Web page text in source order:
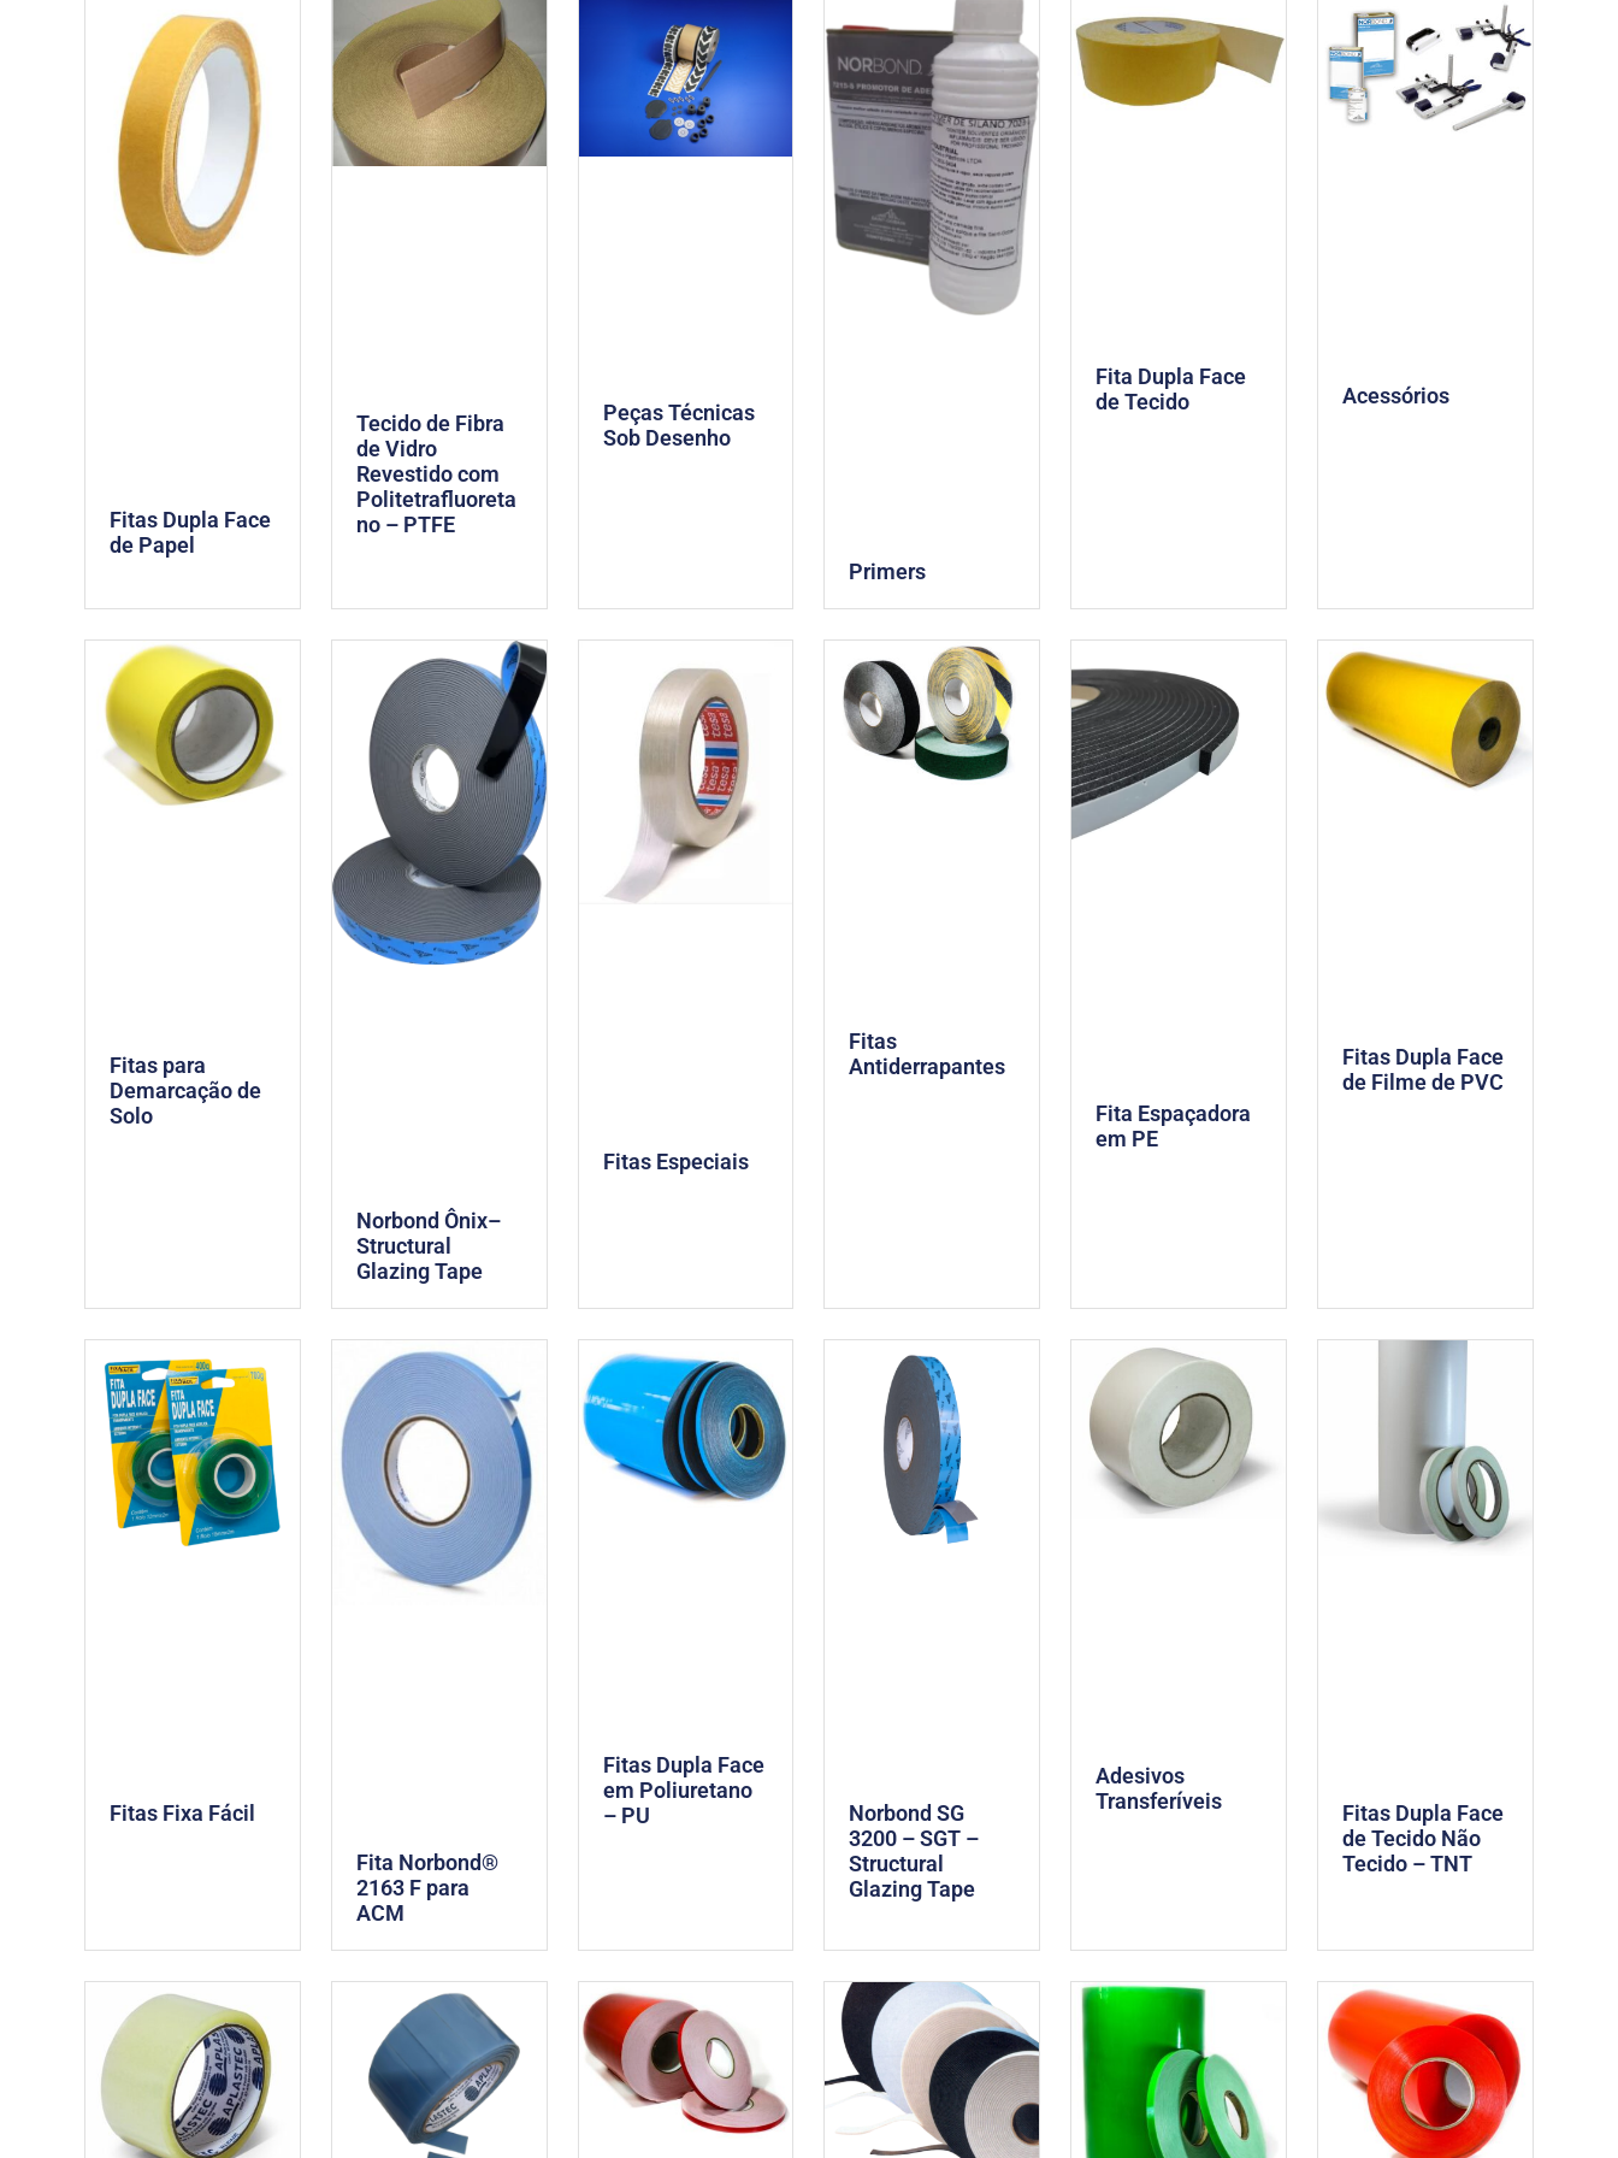
Fitas Dupla Face
de Papel
Tecido de Fibra
de Vidro
Revestido com
Politetrafluoreta
no – PTFE
Peças Técnicas
Sob Desenho
Primers
Fita Dupla Face
de Tecido
Acessórios
Fitas para
Demarcação de
Solo
Norbond Ônix–
Structural
Glazing Tape
Fitas Especiais
Fitas
Antiderrapantes
Fita Espaçadora
em PE
Fitas Dupla Face
de Filme de PVC
Fitas Fixa Fácil
Fita Norbond®
2163 F para
ACM
Fitas Dupla Face
em Poliuretano
– PU
Norbond SG
3200 – SGT –
Structural
Glazing Tape
Adesivos
Transferíveis
Fitas Dupla Face
de Tecido Não
Tecido – TNT